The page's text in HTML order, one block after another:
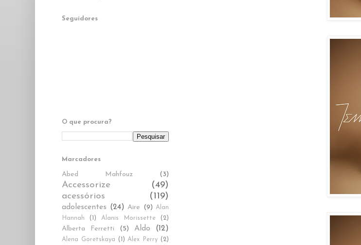
Seguidores
O que procura?
Marcadores
Abed Mahfouz (3)
Accessorize
(49)
acessórios
(119)
adolescentes (24) Aire (9) Alan
Hannah
(1) Alanis Morissette (2)
Alberta Ferretti (5) Aldo (12)
Alena Goretskaya (1) Alex Perry (2)